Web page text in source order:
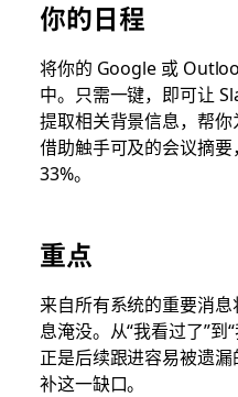
你的日程
将你的 Google 或
中。只需一键，即可让
提取相关背景信息，帮你
借助触手可及的会议摘
33%。
重点
来自所有系统的重要消
息淹没。从“我看过了”到
正是后续跟进容易被遗
补这一缺口。